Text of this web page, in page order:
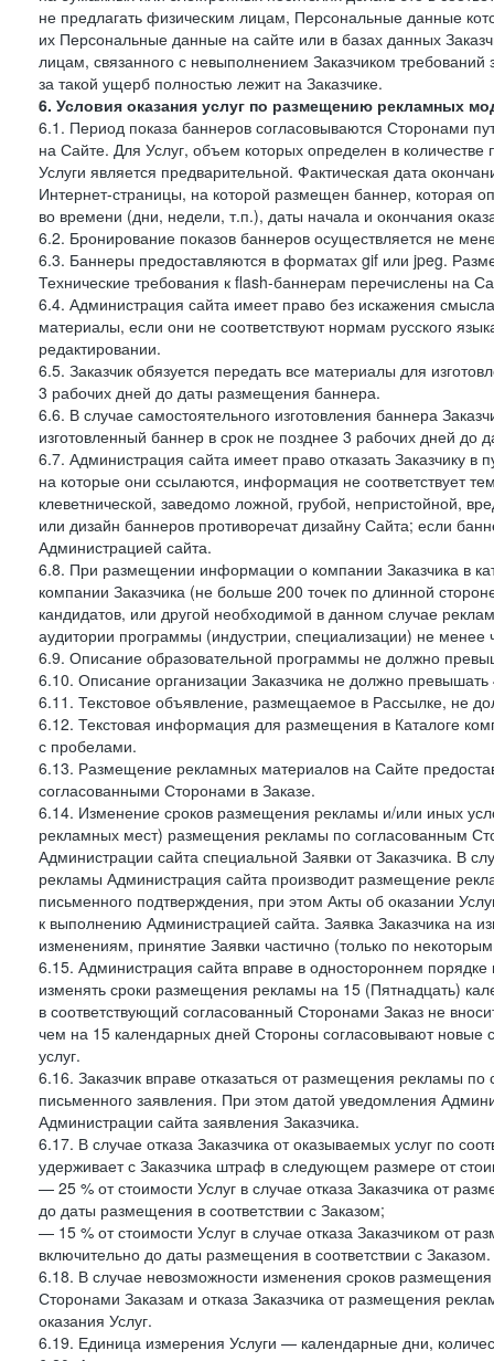
не предлагать физическим лицам, Персональные данные
их Персональные данные на сайте или в базах данных
лицам, связанного с невыполнением Заказчиком
за такой ущерб полностью лежит на Заказчике.
6. Условия оказания услуг по размещению рекламных
6.1. Период показа баннеров согласовываются Сторонами
на Сайте. Для Услуг, объем которых определен в количестве
Услуги является предварительной. Фактическая дата
Интернет-страницы, на которой размещен баннер, которая
во времени (дни, недели, т.п.), даты начала и окончания
6.2. Бронирование показов баннеров осуществляется не
6.3. Баннеры предоставляются в форматах gif или jpeg.
Технические требования к flash-баннерам перечислены на
6.4. Администрация сайта имеет право без искажения
материалы, если они не соответствуют нормам русского
редактировании.
6.5. Заказчик обязуется передать все материалы для
3 рабочих дней до даты размещения баннера.
6.6. В случае самостоятельного изготовления баннера
изготовленный баннер в срок не позднее 3 рабочих дней до
6.7. Администрация сайта имеет право отказать Заказчику
на которые они ссылаются, информация не соответствует
клеветнической, заведомо ложной, грубой, непристойной,
или дизайн баннеров противоречат дизайну Сайта; если
Администрацией сайта.
6.8. При размещении информации о компании Заказчика в
компании Заказчика (не больше 200 точек по длинной
кандидатов, или другой необходимой в данном случае
аудитории программы (индустрии, специализации) не
6.9. Описание образовательной программы не должно
6.10. Описание организации Заказчика не должно
6.11. Текстовое объявление, размещаемое в Рассылке, не
6.12. Текстовая информация для размещения в Каталоге
с пробелами.
6.13. Размещение рекламных материалов на Сайте
согласованными Сторонами в Заказе.
6.14. Изменение сроков размещения рекламы и/или иных
рекламных мест) размещения рекламы по согласованным
Администрации сайта специальной Заявки от Заказчика. В
рекламы Администрация сайта производит размещение
письменного подтверждения, при этом Акты об оказании
к выполнению Администрацией сайта. Заявка Заказчика на
изменениям, принятие Заявки частично (только по
6.15. Администрация сайта вправе в одностороннем
изменять сроки размещения рекламы на 15 (Пятнадцать)
в соответствующий согласованный Сторонами Заказ не
чем на 15 календарных дней Стороны согласовывают новые
услуг.
6.16. Заказчик вправе отказаться от размещения рекламы
письменного заявления. При этом датой уведомления
Администрации сайта заявления Заказчика.
6.17. В случае отказа Заказчика от оказываемых услуг по
удерживает с Заказчика штраф в следующем размере от
— 25 % от стоимости Услуг в случае отказа Заказчика от
до даты размещения в соответствии с Заказом;
— 15 % от стоимости Услуг в случае отказа Заказчиком от
включительно до даты размещения в соответствии с Заказом.
6.18. В случае невозможности изменения сроков
Сторонами Заказам и отказа Заказчика от размещения
оказания Услуг.
6.19. Единица измерения Услуги — календарные дни,